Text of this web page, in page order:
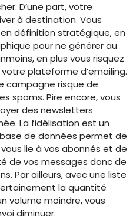
D’une part, votre
à destination. Vous
définition stratégique, en
pour ne générer au
en plus vous risquez
plateforme d’emailing.
campagne risque de
spams. Pire encore, vous
des newsletters
La fidélisation est un
de données permet de
lie à vos abonnés et de
de vos messages donc de
Par ailleurs, avec une liste
la quantité
volume moindre, vous
diminuer.